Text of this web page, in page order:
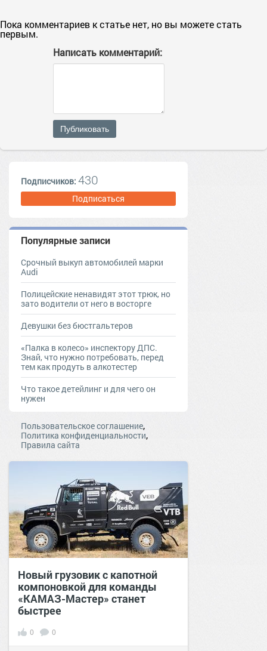
Пока комментариев к статье нет, но вы можете стать
первым.
Написать комментарий:
Публиковать
Подписчиков: 430
Подписаться
Популярные записи
Срочный выкуп автомобилей марки
Audi
Полицейские ненавидят этот трюк, но
зато водители от него в восторге
Девушки без бюстгальтеров
«Палка в колесо» инспектору ДПС.
Знай, что нужно потребовать, перед
тем как продуть в алкотестер
Что такое детейлинг и для чего он
нужен
Пользовательское соглашение,
Политика конфиденциальности,
Правила сайта
Новый грузовик с капотной
компоновкой для команды
«КАМАЗ-Мастер» станет
быстрее
0 0